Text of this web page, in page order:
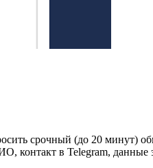
срочный (до 20 минут)
контакт в Telegram, данные